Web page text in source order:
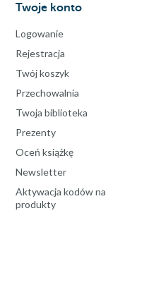
Twoje konto
Logowanie
Rejestracja
Twój koszyk
Przechowalnia
Twoja biblioteka
Prezenty
Oceń książkę
Newsletter
Aktywacja kodów na
produkty